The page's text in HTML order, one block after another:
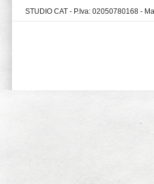
STUDIO CAT - P.Iva: 02050780168 -